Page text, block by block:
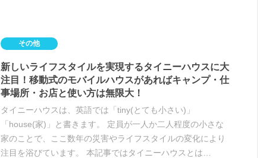
その他
新しいライフスタイルを実現するタイニーハウスに大
注目！移動式のモバイルハウスがあればキャンプ・仕
事場所・お店と使い方は無限大！
タイニーハウスは、英語では「tiny(とても小さい)」
「house(家)」と書きます。 定員が一人か二人程度の小さな
家のことで、ここ数年の災害やライフスタイルの変化により
注目を浴びています。 本記事ではタイニーハウスとは…